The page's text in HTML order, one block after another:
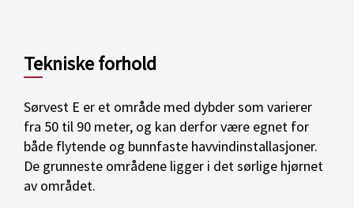
Tekniske forhold
Sørvest E er et område med dybder som varierer
fra 50 til 90 meter, og kan derfor være egnet for
både flytende og bunnfaste havvindinstallasjoner.
De grunneste områdene ligger i det sørlige hjørnet
av området.